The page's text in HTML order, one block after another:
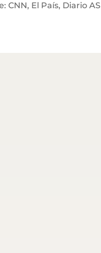
CNN, El País, Diario AS